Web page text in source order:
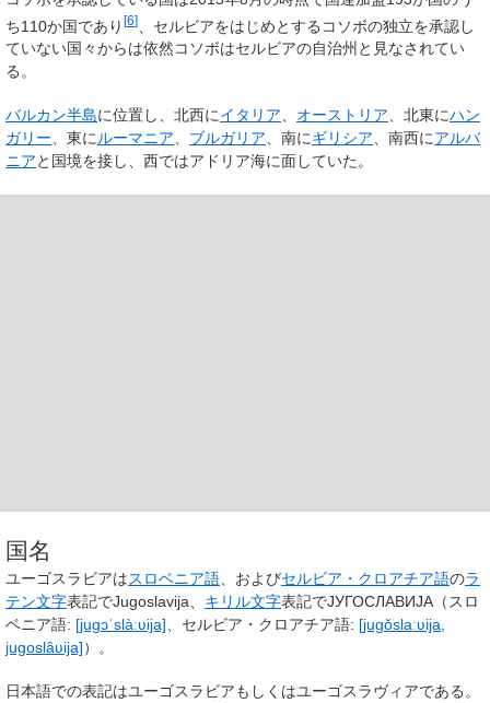
ち110か国であり [6]
、セルビアをはじめとするコソボの独立を承認し
ていない国々からは依然コソボはセルビアの自治州と見なされてい
る。
バルカン半島に位置し、北西にイタリア オーストリア 、北東にハン
ガリー 、東に ルーマニア ブルガリア 、南にギリシア 、南西にアルバ
ニアと国境を接し、西ではアドリア海に面していた。
国名
ユーゴスラビアはスロベニア語 、およびセルビア・クロアチア語のラ
テン文字表記でJugoslavija キリル文字表記でЈУГОСЛАВИЈА （ スロ
ベニア語: [juɡɔˈslàːʋija] セルビア・クロアチア語: [juɡǒslaːʋija,
juɡoslâʋija]）。
日本語での表記はユーゴスラビアもしくはユーゴスラヴィアである。